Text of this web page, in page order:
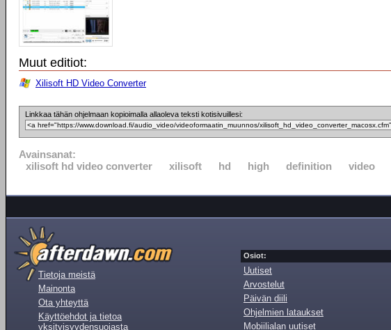
Muut editiot:
Xilisoft HD Video Converter
Linkkaa tähän ohjelmaan kopioimalla allaoleva teksti kotisivuillesi:
Avainsanat:
xilisoft hd video converter
xilisoft hd high definition video
Tietoja meistä
Mainonta
Ota yhteyttä
Käyttöehdot ja tietoa
yksityisyydensuojasta
Osiot:
Uutiset
Arvostelut
Päivän diili
Ohjelmien lataukset
Mobiilialan uutiset